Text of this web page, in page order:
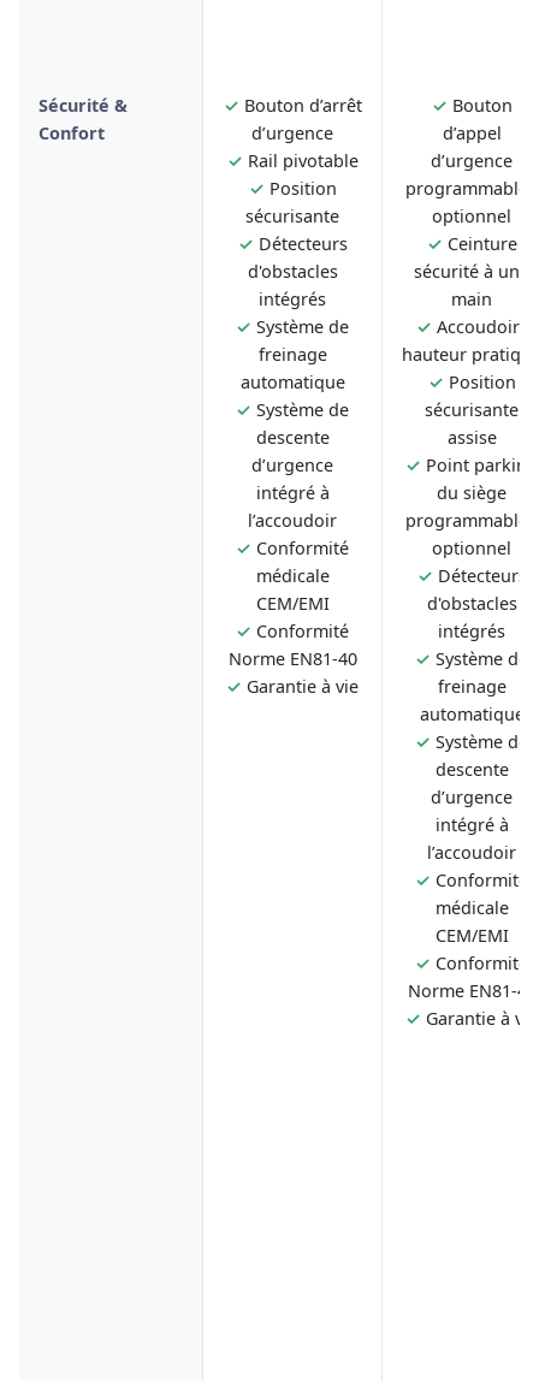
Sécurité &
Confort
✓ Bouton d’arrêt
d’urgence
✓ Rail pivotable
✓ Position
sécurisante
✓ Détecteurs
d'obstacles
intégrés
✓ Système de
freinage
automatique
✓ Système de
descente
d’urgence
intégré à
l’accoudoir
✓ Conformité
médicale
CEM/EMI
✓ Conformité
Norme EN81-40
✓ Garantie à vie
✓ Bouton
d’appel
d’urgence
programmable -
optionnel
✓ Ceinture
sécurité à une
main
✓ Accoudoirs
hauteur
✓ Position
sécurisante
assise
✓ Point parking
du siège
programmable -
optionnel
✓ Détecteurs
d'obstacles
intégrés
✓ Système de
freinage
automatique
✓ Système de
descente
d’urgence
intégré à
l’accoudoir
✓ Conformité
médicale
CEM/EMI
✓ Conformité
Norme EN81-40
✓ Garantie à vie